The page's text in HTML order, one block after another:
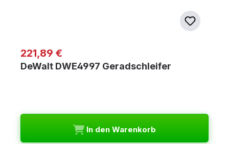
Regulärer Preis:
221,89 €
DeWalt DWE4997 Geradschleifer
In den Warenkorb